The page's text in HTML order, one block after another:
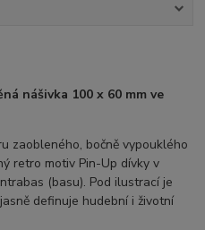
nášivka 100 x 60 mm ve
zaobleného, bočně vypouklého
retro motiv Pin-Up dívky v
(basu). Pod ilustrací je
definuje hudební i životní